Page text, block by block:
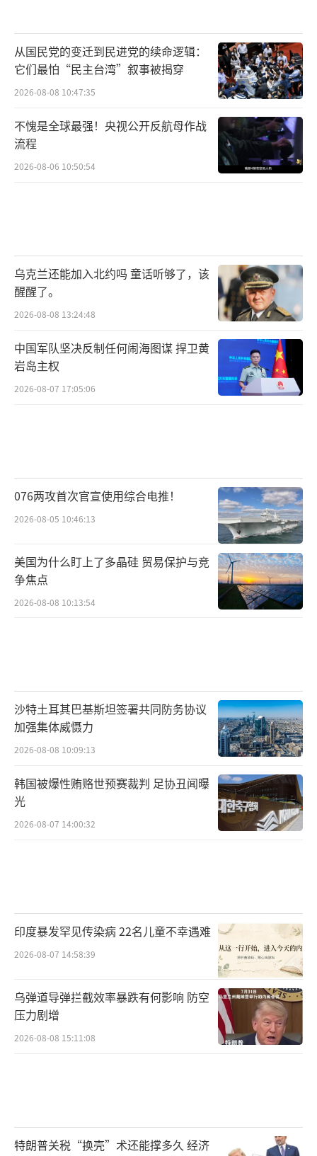
从国民党的变迁到民进党的续命逻辑：
它们最怕“民主台湾”叙事被揭穿
2026-08-08 10:47:35
不愧是全球最强！央视公开反航母作战
流程
2026-08-06 10:50:54
乌克兰还能加入北约吗 童话听够了，该
醒醒了。
2026-08-08 13:24:48
中国军队坚决反制任何闹海图谋 捍卫黄
岩岛主权
2026-08-07 17:05:06
076两攻首次官宣使用综合电推！
2026-08-05 10:46:13
美国为什么盯上了多晶硅 贸易保护与竞
争焦点
2026-08-08 10:13:54
沙特土耳其巴基斯坦签署共同防务协议
加强集体威慑力
2026-08-08 10:09:13
韩国被爆性贿赂世预赛裁判 足协丑闻曝
光
2026-08-07 14:00:32
印度暴发罕见传染病 22名儿童不幸遇难
2026-08-07 14:58:39
乌弹道导弹拦截效率暴跌有何影响 防空
压力剧增
2026-08-08 15:11:08
特朗普关税“换壳”术还能撑多久 经济